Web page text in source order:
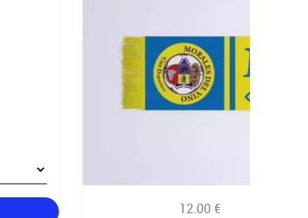
12.00 €